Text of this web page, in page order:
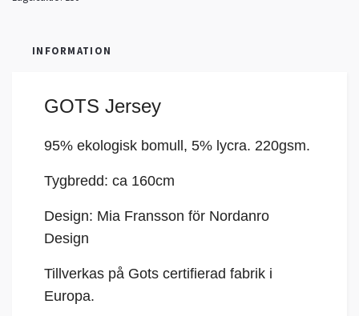
INFORMATION
GOTS Jersey
95% ekologisk bomull, 5% lycra. 220gsm.
Tygbredd: ca 160cm
Design: Mia Fransson för Nordanro
Design
Tillverkas på Gots certifierad fabrik i
Europa.